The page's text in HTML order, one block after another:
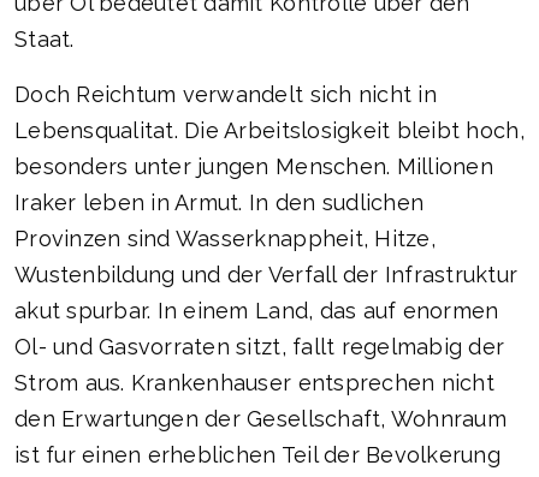
Staat.
Doch Reichtum verwandelt sich nicht in
Lebensqualitat. Die Arbeitslosigkeit bleibt hoch,
besonders unter jungen Menschen. Millionen
Iraker leben in Armut. In den sudlichen
Provinzen sind Wasserknappheit, Hitze,
Wustenbildung und der Verfall der Infrastruktur
akut spurbar. In einem Land, das auf enormen
Ol- und Gasvorraten sitzt, fallt regelmabig der
Strom aus. Krankenhauser entsprechen nicht
den Erwartungen der Gesellschaft, Wohnraum
ist fur einen erheblichen Teil der Bevolkerung